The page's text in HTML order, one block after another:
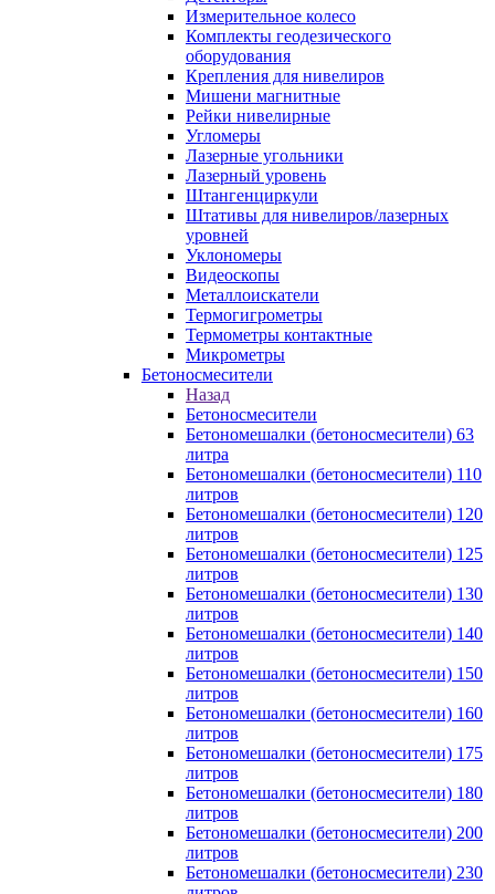
Измерительное колесо
Комплекты геодезического
оборудования
Крепления для нивелиров
Мишени магнитные
Рейки нивелирные
Угломеры
Лазерные угольники
Лазерный уровень
Штангенциркули
Штативы для нивелиров/лазерных
уровней
Уклономеры
Видеоскопы
Металлоискатели
Термогигрометры
Термометры контактные
Микрометры
Бетоносмесители
Назад
Бетоносмесители
Бетономешалки (бетоносмесители) 63
литра
Бетономешалки (бетоносмесители) 110
литров
Бетономешалки (бетоносмесители) 120
литров
Бетономешалки (бетоносмесители) 125
литров
Бетономешалки (бетоносмесители) 130
литров
Бетономешалки (бетоносмесители) 140
литров
Бетономешалки (бетоносмесители) 150
литров
Бетономешалки (бетоносмесители) 160
литров
Бетономешалки (бетоносмесители) 175
литров
Бетономешалки (бетоносмесители) 180
литров
Бетономешалки (бетоносмесители) 200
литров
Бетономешалки (бетоносмесители) 230